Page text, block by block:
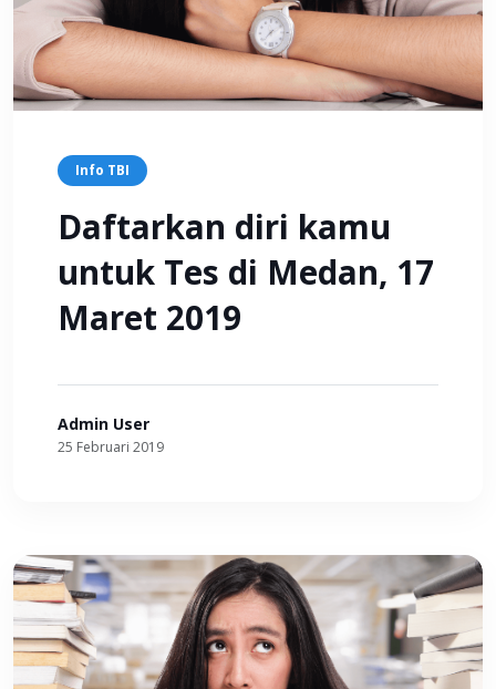
Info TBI
Daftarkan diri kamu
untuk Tes di Medan, 17
Maret 2019
Admin User
25 Februari 2019